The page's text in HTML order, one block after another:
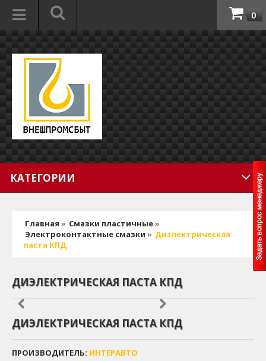
0
КАТЕГОРИИ
Главная » Смазки пластичные»
Электроконтактные смазки » Диэлектрическая
паста КПД
ДИЭЛЕКТРИЧЕСКАЯ ПАСТА КПД
ДИЭЛЕКТРИЧЕСКАЯ ПАСТА КПД
ПРОИЗВОДИТЕЛЬ: ИНТЕРАВТО